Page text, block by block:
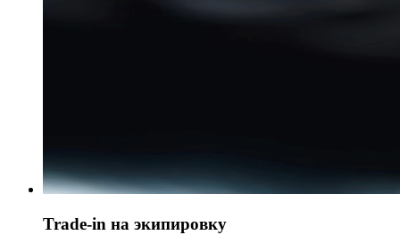
Trade-in на экипировку